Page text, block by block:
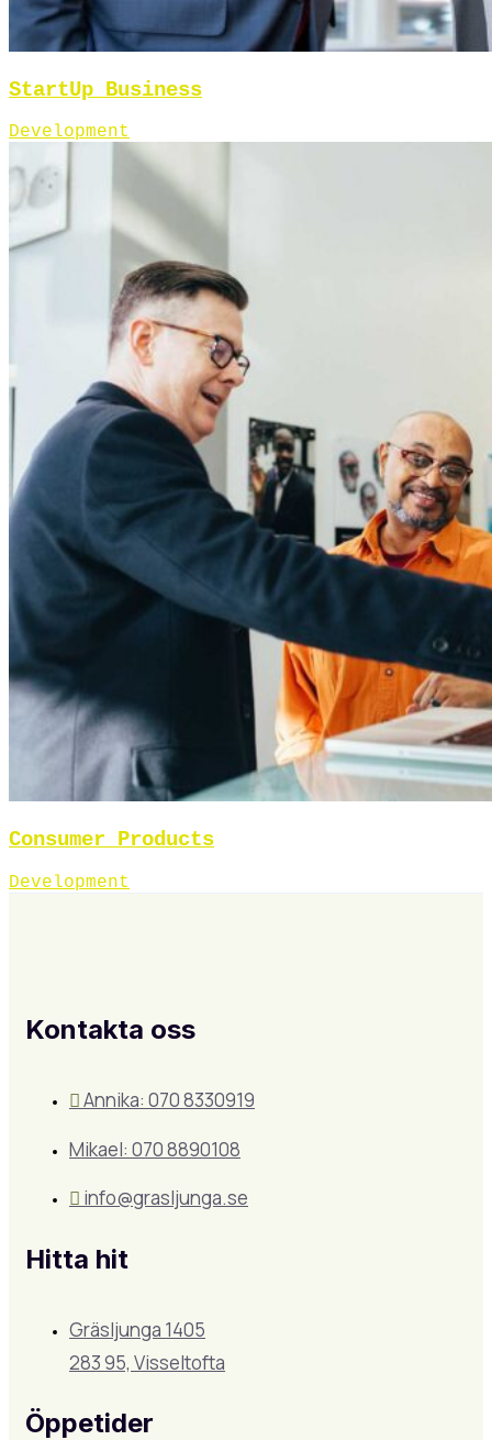
StartUp Business
Development
Consumer Products
Development
Kontakta oss
Annika: 070 8330919
Mikael: 070 8890108
info@grasljunga.se
Hitta hit
Gräsljunga 1405
283 95, Visseltofta
Öppetider